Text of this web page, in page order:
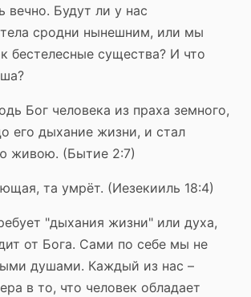
Будут ли у нас
тела сродни нынешним, или мы
бестелесные существа? И что
Бог человека из праха земного,
его дыхание жизни, и стал
живою. (Бытие 2:7)
та умрёт. (Иезекииль 18:4)
"дыхания жизни" или духа,
от Бога. Сами по себе мы не
душами. Каждый из нас –
в то, что человек обладает